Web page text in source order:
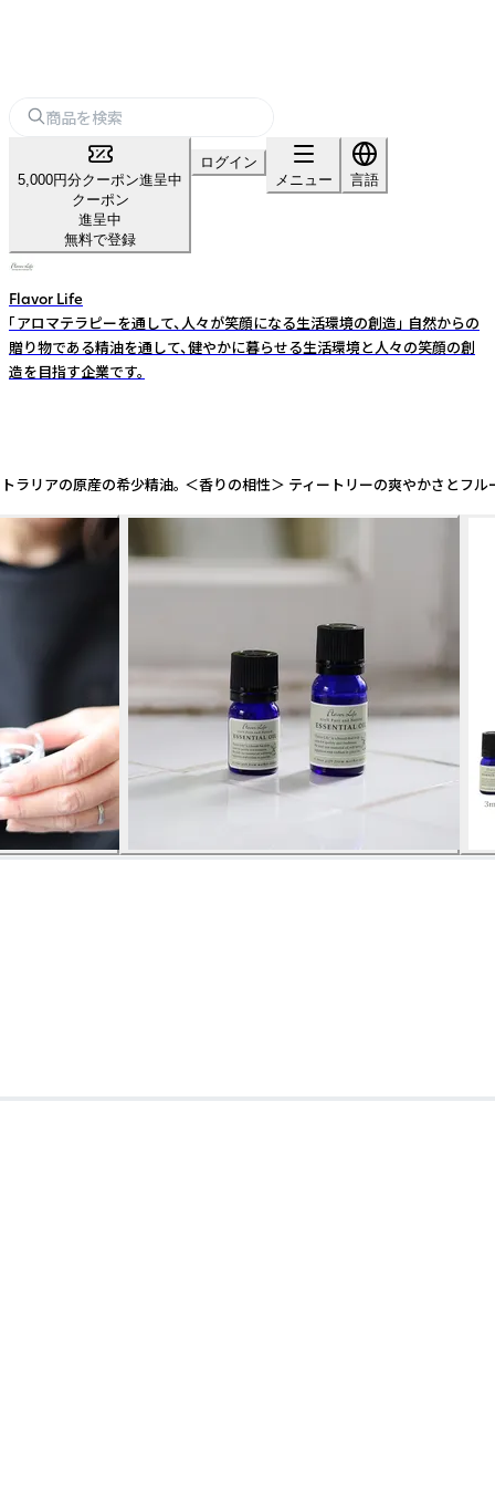
5,000円分クーポン進呈中
クーポン
進呈中
無料で登録
ログイン
メニュー
言語
Flavor Life
「アロマテラピーを通して、人々が笑顔になる生活環境の創造」 自然からの
贈り物である精油を通して、健やかに暮らせる生活環境と人々の笑顔の創
造を目指す企業です。
リアの原産の希少精油。 ＜香りの相性＞ ティートリーの爽やかさと